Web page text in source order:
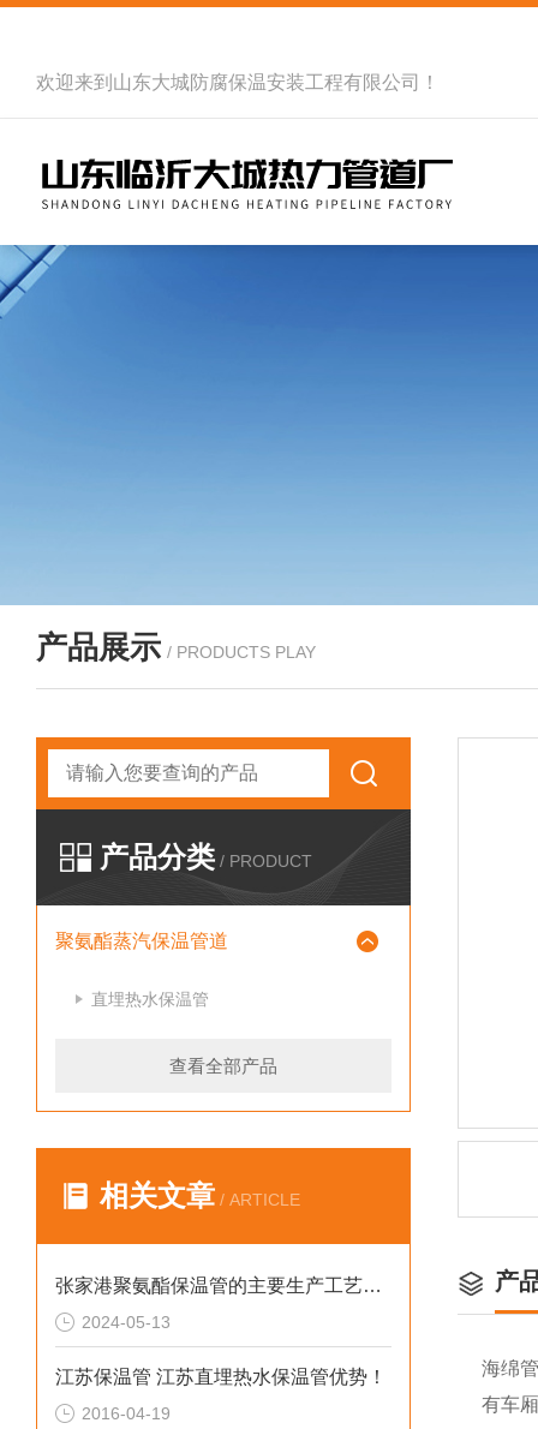
欢迎来到 山东大城防腐保温安装工程有限公司 ！
产品展示 / PRODUCTS PLAY
产品分类 / PRODUCT
聚氨酯蒸汽保温管道
直埋热水保温管
查看全部产品
相关文章 / ARTICLE
张家港聚氨酯保温管的主要生产工艺和流程
2024-05-13
江苏保温管 江苏直埋热水保温管优势！
2016-04-19
产
海绵
有车